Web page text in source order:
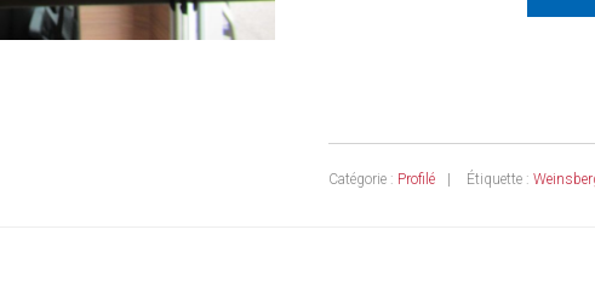
Catégorie : Profilé Étiquette :